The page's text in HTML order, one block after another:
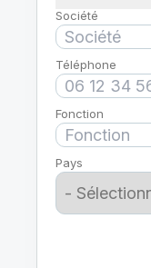
Société
Téléphone
Fonction
Pays